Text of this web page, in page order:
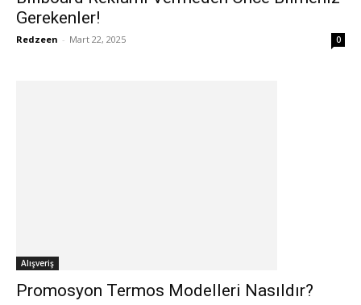
Gerekenler!
Redzeen - Mart 22, 2025 0
Alışveriş
Promosyon Termos Modelleri Nasıldır?